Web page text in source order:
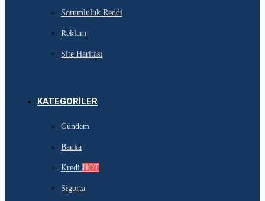
Sorumluluk Reddi
Reklam
Site Haritası
KATEGORILER
Gündem
Banka
Kredi HOT
Sigorta